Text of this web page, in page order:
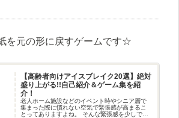
を元の形に戻すゲームです☆
【高齢者向けアイスブレイク20選】絶対
盛り上がる!!自己紹介＆ゲーム集を紹
介！
老人ホーム施設などのイベント時やシニア層で
集まった際に慣れない空気で緊張感が高まるこ
とってありますよね。 そんな緊張感を少しでも